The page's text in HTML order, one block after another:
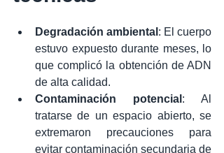
Degradación ambiental : El cuerpo
estuvo expuesto durante meses, lo
que complicó la obtención de ADN
de alta calidad.
Contaminación potencial : Al
tratarse de un espacio abierto, se
extremaron precauciones para
evitar contaminación secundaria de